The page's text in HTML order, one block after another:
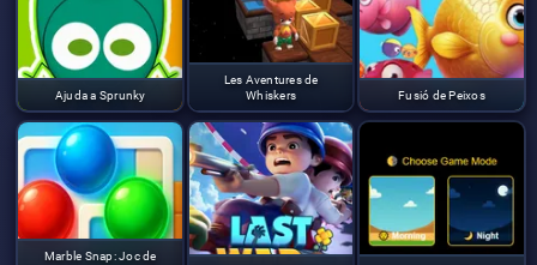
Ajuda a Sprunky
Les Aventures de
Whiskers
Fusió de Peixos
Marble Snap: Joc de